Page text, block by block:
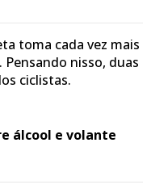
toma cada vez mais
nisso, duas
ciclistas.
álcool e volante